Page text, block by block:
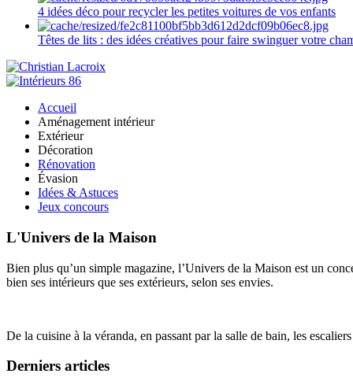
4 idées déco pour recycler les petites voitures de vos enfants
Têtes de lits : des idées créatives pour faire swinguer votre
Accueil
Aménagement intérieur
Extérieur
Décoration
Rénovation
Évasion
Idées & Astuces
Jeux concours
L'Univers de la Maison
Bien plus qu’un simple magazine, l’Univers de la Maison est un
bien ses intérieurs que ses extérieurs, selon ses envies.
De la cuisine à la véranda, en passant par la salle de bain, les
Derniers articles